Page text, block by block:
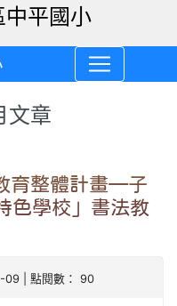
文章
育整體計畫—子
色學校」書法教
09 | 點閱數： 90